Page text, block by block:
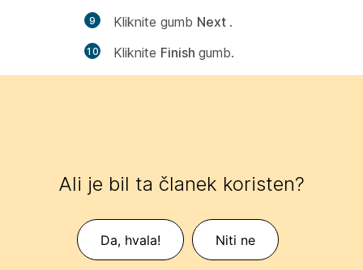
Kliknite gumb Next .
Kliknite Finish gumb.
Ali je bil ta članek koristen?
Da, hvala! Niti ne